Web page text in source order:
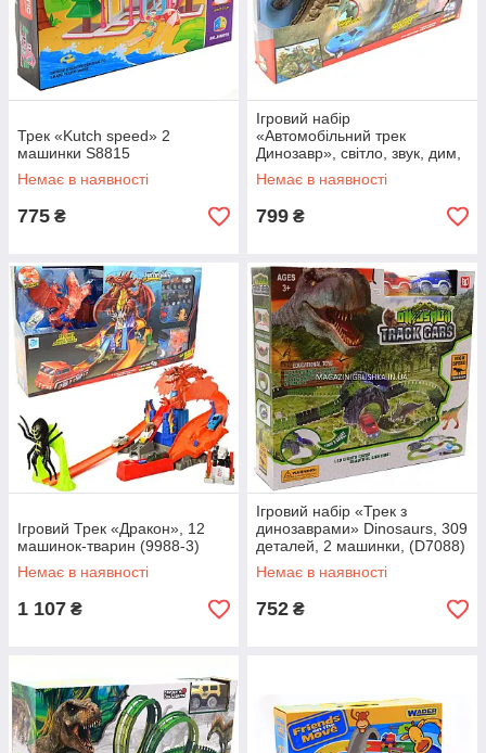
Трек «Kutch speed» 2
машинки S8815
Немає в наявності
775 ₴
Ігровий набір
«Автомобільний трек
Динозавр», світло, звук, дим,
9 машинок (9977-14)
Немає в наявності
799 ₴
Ігровий Трек «Дракон», 12
машинок-тварин (9988-3)
Немає в наявності
1 107 ₴
Ігровий набір «Трек з
динозаврами» Dinosaurs, 309
деталей, 2 машинки, (D7088)
Немає в наявності
752 ₴